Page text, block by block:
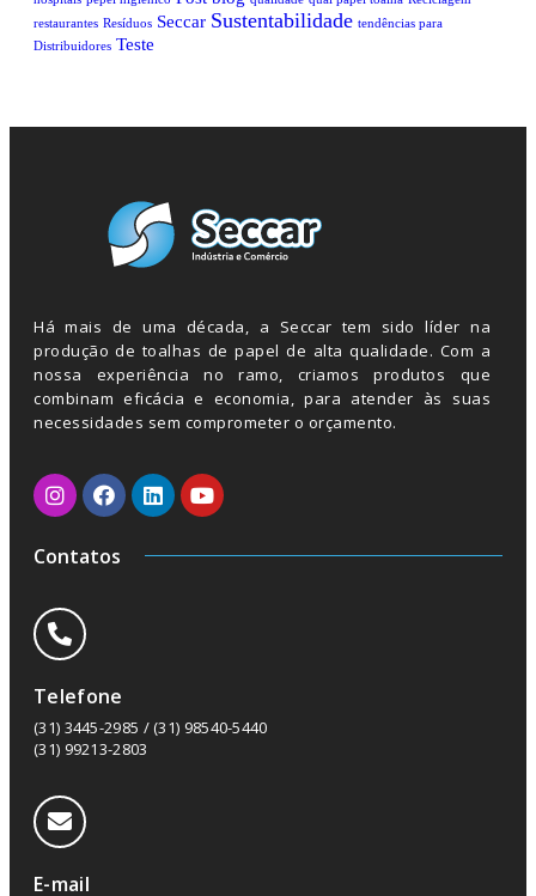
restaurantes Resíduos Seccar Sustentabilidade tendências para
Distribuidores Teste
Há mais de uma década, a Seccar tem sido líder na
produção de toalhas de papel de alta qualidade. Com a
nossa experiência no ramo, criamos produtos que
combinam eficácia e economia, para atender às suas
necessidades sem comprometer o orçamento.
Contatos
Telefone
(31) 3445-2985 / (31) 98540-5440
(31) 99213-2803
E-mail